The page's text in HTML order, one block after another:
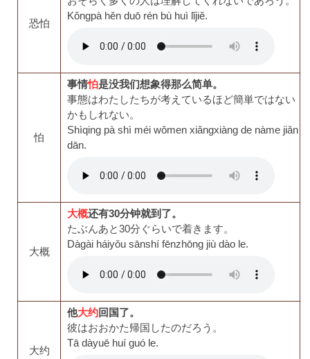
恐怕
Kǒngpà hěn duō rén bù huì lǐjiě.
怕
事情怕是没我们想象得那么简单。
事態はわたしたちが考えているほど簡単ではない
かもしれない。
Shìqing pà shì méi wǒmen xiǎngxiàng de nàme jiǎn
dān.
大概
大概还有30分钟就到了。
たぶんあと30分ぐらいで着きます。
Dàgài háiyǒu sānshí fēnzhōng jiù dào le.
大约
他大约回国了。
彼はおおかた帰国したのだろう。
Tā dàyuē huí guó le.